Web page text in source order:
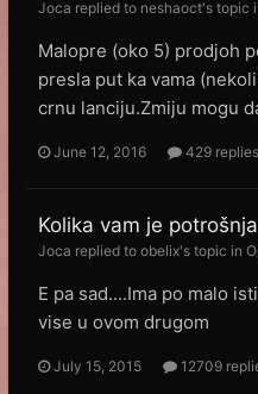
Joca replied to neshaoct's topic
Malopre (oko 5) prodjoh
presla put ka vama
crnu lanciju.Zmiju mogu
June 12, 2016 429 replies
Kolika vam je
Joca replied to obelix's topic in
E pa sad....Ima po malo
vise u ovom drugom
July 15, 2015 12709